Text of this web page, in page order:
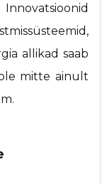
allikad saab
mitte ainult